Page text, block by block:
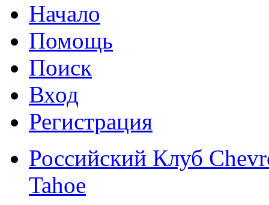
Начало
Помощь
Поиск
Вход
Регистрация
Российский Клуб
Tahoe